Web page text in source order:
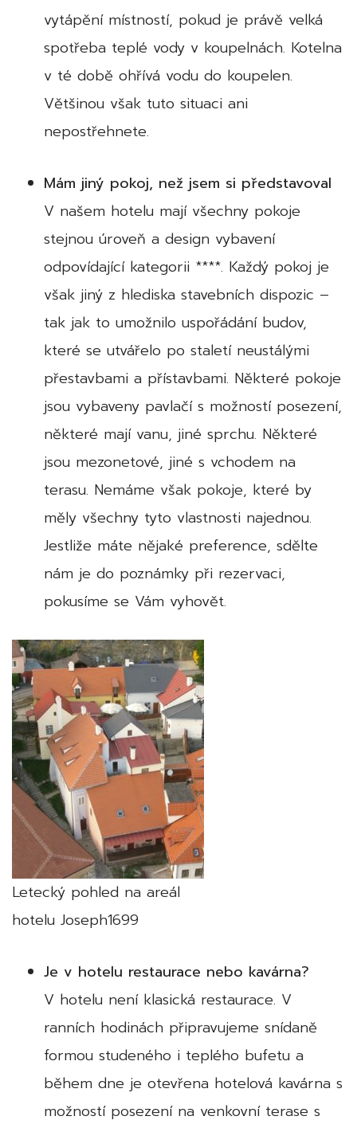
vytápění místností, pokud je právě velká
spotřeba teplé vody v koupelnách. Kotelna
v té době ohřívá vodu do koupelen.
Většinou však tuto situaci ani
nepostřehnete.
Mám jiný pokoj, než jsem si představoval
V našem hotelu mají všechny pokoje
stejnou úroveň a design vybavení
odpovídající kategorii ****. Každý pokoj je
však jiný z hlediska stavebních dispozic –
tak jak to umožnilo uspořádání budov,
které se utvářelo po staletí neustálými
přestavbami a přístavbami. Některé pokoje
jsou vybaveny pavlačí s možností posezení,
některé mají vanu, jiné sprchu. Některé
jsou mezonetové, jiné s vchodem na
terasu. Nemáme však pokoje, které by
měly všechny tyto vlastnosti najednou.
Jestliže máte nějaké preference, sdělte
nám je do poznámky při rezervaci,
pokusíme se Vám vyhovět.
Letecký pohled na areál
hotelu Joseph1699
Je v hotelu restaurace nebo kavárna?
V hotelu není klasická restaurace. V
ranních hodinách připravujeme snídaně
formou studeného i teplého bufetu a
během dne je otevřena hotelová kavárna s
možností posezení na venkovní terase s